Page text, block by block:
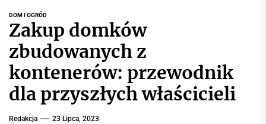
n
f
DOM I OGRÓD
Zakup domków
zbudowanych z
kontenerów: przewodnik
dla przyszłych właścicieli
Redakcja 23 Lipca, 2023